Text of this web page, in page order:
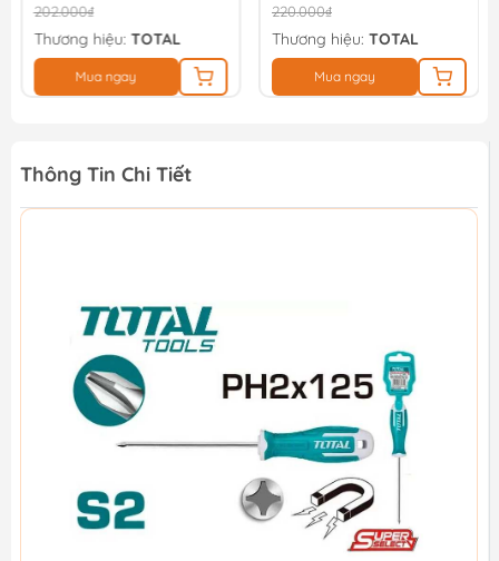
202.000₫
Thương hiệu: TOTAL
Mua ngay
220.000₫
Thương hiệu: TOTAL
Mua ngay
Thông Tin Chi Tiết